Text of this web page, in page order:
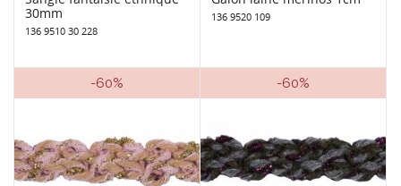
30mm
136 9510 30 228
136 9520 109
-60% -60%